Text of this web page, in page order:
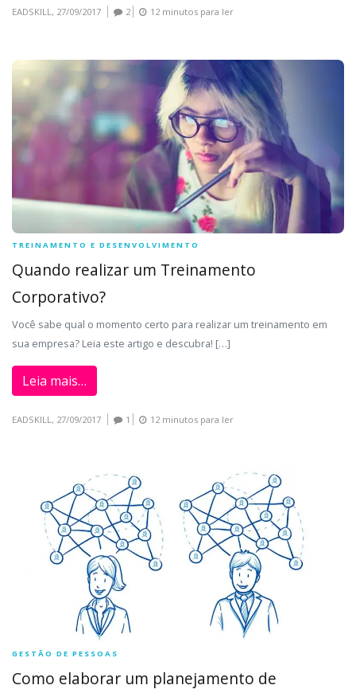
EADSKILL, 27/09/2017 2 12 minutos para ler
TREINAMENTO E DESENVOLVIMENTO
Quando realizar um Treinamento
Corporativo?
Você sabe qual o momento certo para realizar um treinamento em
sua empresa? Leia este artigo e descubra! […]
Leia mais…
EADSKILL, 27/09/2017 1 12 minutos para ler
GESTÃO DE PESSOAS
Como elaborar um planejamento de